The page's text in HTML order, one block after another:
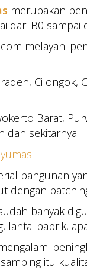
merupakan
dari B0 sampai
melayani
Cilongok,
Barat,
dan sekitarnya.
bangunan
dengan
banyak
lantai pabrik,
itu